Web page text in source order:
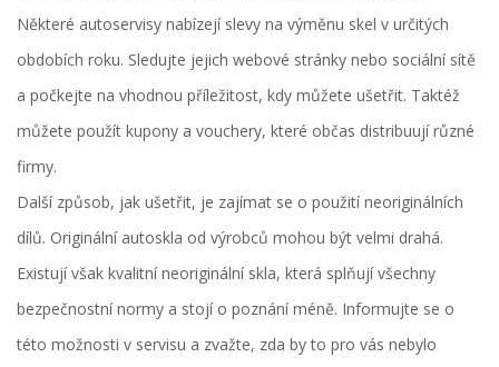
Některé autoservisy nabízejí slevy na výměnu skel v určitých
obdobích roku. Sledujte jejich webové stránky nebo sociální sítě
a počkejte na vhodnou příležitost, kdy můžete ušetřit. Taktéž
můžete použít kupony a vouchery, které občas distribuují různé
firmy.
Další způsob, jak ušetřit, je zajímat se o použití neoriginálních
dílů. Originální autoskla od výrobců mohou být velmi drahá.
Existují však kvalitní neoriginální skla, která splňují všechny
bezpečnostní normy a stojí o poznání méně. Informujte se o
této možnosti v servisu a zvažte, zda by to pro vás nebylo